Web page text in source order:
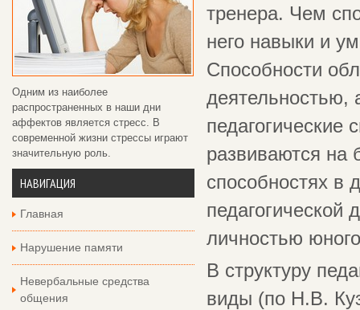
Одним из наиболее
распространенных в наши дни
аффектов является стресс. В
современной жизни стрессы играют
значительную роль.
НАВИГАЦИЯ
Главная
Нарушение памяти
Невербальные средства
общения
тренера. Чем
него навыки и
Способности
деятельностью,
педагогические
развиваются на
способностях в
педагогической
личностью
В структуру
виды (по Н.В.